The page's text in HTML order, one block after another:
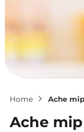
ache mip
ache mip